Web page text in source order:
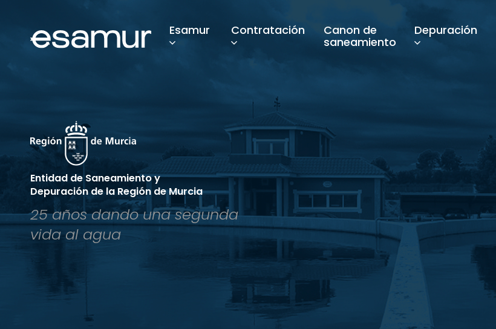
Esamur Contratación
Canon de
saneamiento
Depuración
Entidad de Saneamiento y
Depuración de la Región de Murcia
25 años dando una segunda
vida al agua